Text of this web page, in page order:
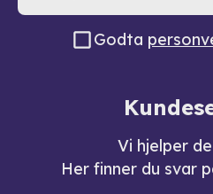
Godta
Vi hjelper
Her finner du svar